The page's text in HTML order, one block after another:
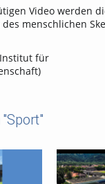
Video werden
menschlichen
für